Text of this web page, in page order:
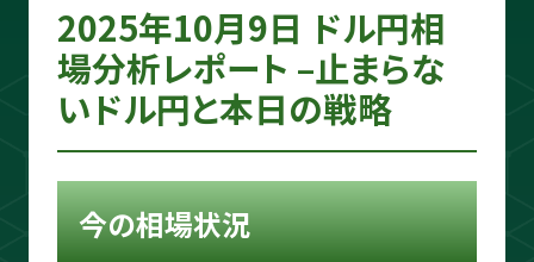
クロユキ
2020年にFXを開始し億トレ達成📈 現在
は毎日LIVEで初心者向けに「勝てる考え
ouTube＆書籍ですべて公開していま
す。"わからない"を"わかる"に変えるお
2025年10月9日 ドル円相
場分析レポート –止まらな
いドル円と本日の戦略
今の相場状況